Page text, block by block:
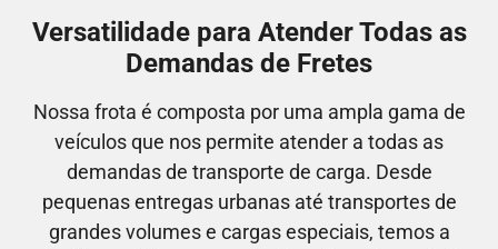
Versatilidade para Atender Todas as
Demandas de Fretes
Nossa frota é composta por uma ampla gama de
veículos que nos permite atender a todas as
demandas de transporte de carga. Desde
pequenas entregas urbanas até transportes de
grandes volumes e cargas especiais, temos a